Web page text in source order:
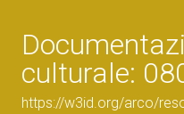
culturale:
https://w3id.org/arco/